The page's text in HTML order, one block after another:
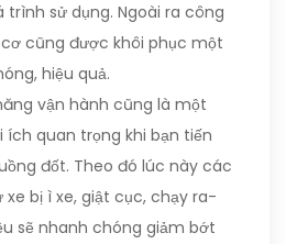
trình sử dụng. Ngoài ra công
cũng được khôi phục một
hiệu quả.
vận hành cũng là một
ích quan trọng khi bạn tiến
đốt. Theo đó lúc này các
bị ì xe, giật cục, chạy ra-
sẽ nhanh chóng giảm bớt